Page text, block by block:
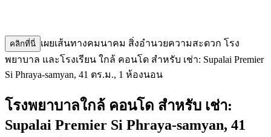
คลิกที่นี่ เผยเส้นทางคมนาคม สิ่งอำนวยความสะดวก โรง
พยาบาล และโรงเรียน ใกล้ คอนโด สำหรับ เช่า: Supalai Premier
Si Phraya-samyan, 41 ตร.ม., 1 ห้องนอน
โรงพยาบาลใกล้ คอนโด สำหรับ เช่า:
Supalai Premier Si Phraya-samyan, 41